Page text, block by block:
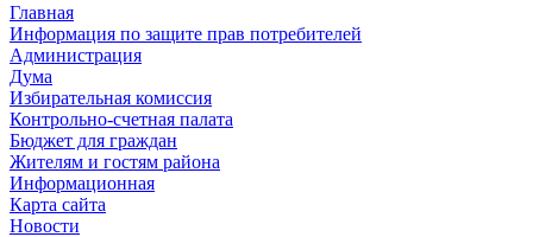
Главная
Информация по защите прав потребителей
Администрация
Дума
Избирательная комиссия
Контрольно-счетная палата
Бюджет для граждан
Жителям и гостям района
Информационная
Карта сайта
Новости